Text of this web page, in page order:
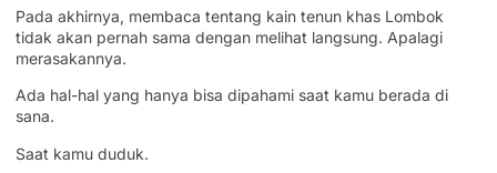
Pada akhirnya, membaca tentang kain tenun khas Lombok
tidak akan pernah sama dengan melihat langsung. Apalagi
merasakannya.
Ada hal-hal yang hanya bisa dipahami saat kamu berada di
sana.
Saat kamu duduk.